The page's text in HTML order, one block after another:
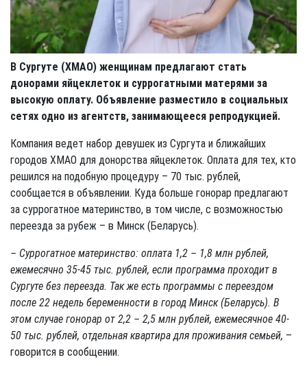
В Сургуте (ХМАО) женщинам предлагают стать
донорами яйцеклеток и суррогатными матерями за
высокую оплату. Объявление разместило в социальных
сетях одно из агентств, занимающееся репродукцией.
Компания ведет набор девушек из Сургута и ближайших
городов ХМАО для донорства яйцеклеток. Оплата для тех, кто
решился на подобную процедуру – 70 тыс. рублей,
сообщается в объявлении. Куда больше гонорар предлагают
за суррогатное материнство, в том числе, с возможностью
переезда за рубеж – в Минск (Беларусь).
– Суррогатное материнство: оплата 1,2 – 1,8 млн рублей,
ежемесячно 35-45 тыс. рублей, если программа проходит в
Сургуте без переезда. Так же есть программы с переездом
после 22 недель беременности в город Минск (Беларусь). В
этом случае гонорар от 2,2 – 2,5 млн рублей, ежемесячное 40-
50 тыс. рублей, отдельная квартира для проживания семьей, –
говорится в сообщении.